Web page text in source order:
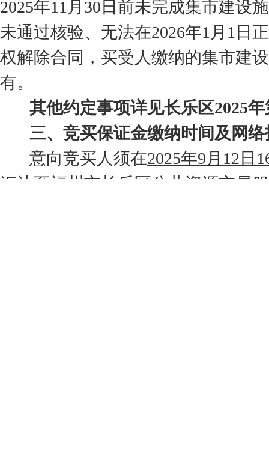
2025年11月30日前未完成集市建设
未通过核验、无法在2026年1月1日
权解除合同，买受人缴纳的集市建
有。
其他约定事项详见长乐区2025年
三、竞买保证金缴纳时间及网络
意向竞买人须在2025年9月12日
汇达至福州市长乐区公共资源交易